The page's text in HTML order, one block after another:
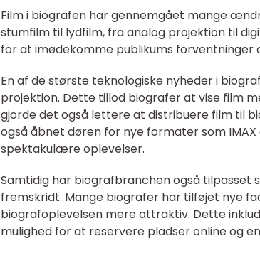
Film i biografen har gennemgået mange
stumfilm til lydfilm, fra analog projektion til
for at imødekomme publikums forventninger
En af de største teknologiske nyheder i
projektion. Dette tillod biografer at vise film
gjorde det også lettere at distribuere film til
også åbnet døren for nye formater som
spektakulære oplevelser.
Samtidig har biografbranchen også
fremskridt. Mange biografer har tilføjet nye
biografoplevelsen mere attraktiv. Dette
mulighed for at reservere pladser online og